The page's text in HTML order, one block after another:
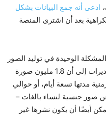
ادعى أنه جمع البيانات بشكل
بعد أن اشترى المنصة
الوحيدة في توليد الصور
تشير التقديرات إلى أن 1.8 مليون صورة
مدتها تسعة أيام، أو حوالي
صور جنسية لنساء بالغات –
أيضًا أن يكون نشرها غير